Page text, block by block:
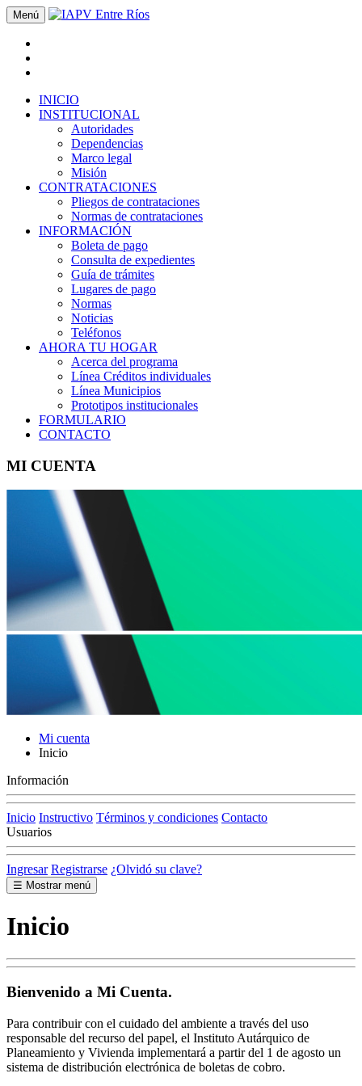
Menú
INICIO
INSTITUCIONAL
Autoridades
Dependencias
Marco legal
Misión
CONTRATACIONES
Pliegos de contrataciones
Normas de contrataciones
INFORMACIÓN
Boleta de pago
Consulta de expedientes
Guía de trámites
Lugares de pago
Normas
Noticias
Teléfonos
AHORA TU HOGAR
Acerca del programa
Línea Créditos individuales
Línea Municipios
Prototipos institucionales
FORMULARIO
CONTACTO
MI CUENTA
Mi cuenta
Inicio
Información
Inicio Instructivo Términos y condiciones Contacto
Usuarios
Ingresar Registrarse ¿Olvidó su clave?
☰ Mostrar menú
Inicio
Bienvenido a Mi Cuenta.
Para contribuir con el cuidado del ambiente a través del uso
responsable del recurso del papel, el Instituto Autárquico de
Planeamiento y Vivienda implementará a partir del 1 de agosto un
sistema de distribución electrónica de boletas de cobro.